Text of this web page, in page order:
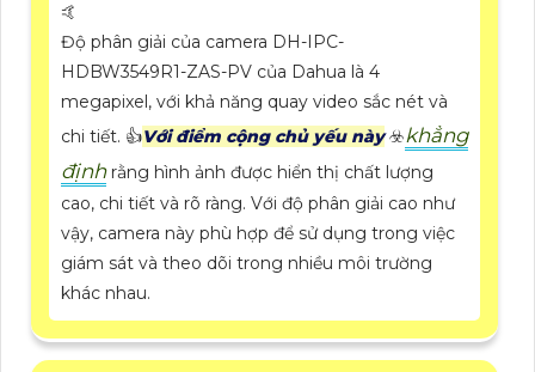
🤙
Độ phân giải của camera DH-IPC-
HDBW3549R1-ZAS-PV của Dahua là 4
megapixel, với khả năng quay video sắc nét và
chi tiết. 👍Với điểm cộng chủ yếu này☣️khẳng
địnhrằng hình ảnh được hiển thị chất lượng
cao, chi tiết và rõ ràng. Với độ phân giải cao như
vậy, camera này phù hợp để sử dụng trong việc
giám sát và theo dõi trong nhiều môi trường
khác nhau.